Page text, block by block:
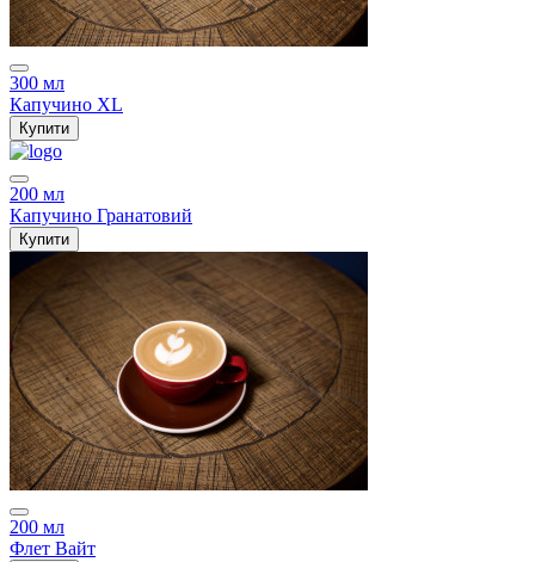
300 мл
Капучино XL
Купити
200 мл
Капучино Гранатовий
Купити
200 мл
Флет Вайт